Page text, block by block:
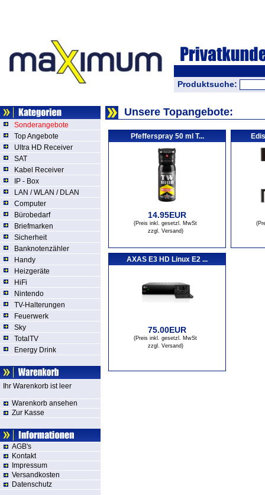
Produktsuche:
Sonderangebote
Top Angebote
Ultra HD Receiver
SAT
Kabel Receiver
IP - Box
LAN / WLAN / DLAN
Computer
Bürobedarf
Briefmarken
Sicherheit
Banknotenzähler
Handy
Heizgeräte
HiFi
Nintendo
TV-Halterungen
Feuerwerk
Sky
TotalTV
Energy Drink
Ihr Warenkorb ist leer
Warenkorb ansehen
Zur Kasse
AGB's
Kontakt
Impressum
Versandkosten
Datenschutz
Unsere Topangebote:
Pfefferspray 50 ml T...
14.95EUR
(Preis inkl. gesetzl. MwSt
zzgl. Versand)
AXAS E3 HD Linux E2 ...
75.00EUR
(Preis inkl. gesetzl. MwSt
zzgl. Versand)